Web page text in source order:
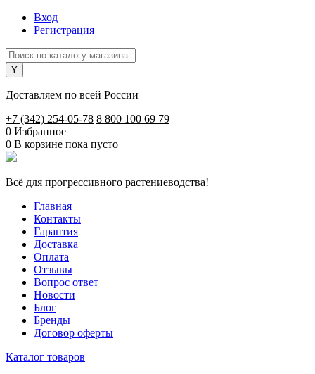
Вход
Регистрация
Доставляем по всей России
+7 (342) 254-05-78 8 800 100 69 79
0 Избранное
0 В корзине пока пусто
Всё для прогрессивного растениеводства!
Главная
Контакты
Гарантия
Доставка
Оплата
Отзывы
Вопрос ответ
Новости
Блог
Бренды
Договор оферты
Каталог товаров